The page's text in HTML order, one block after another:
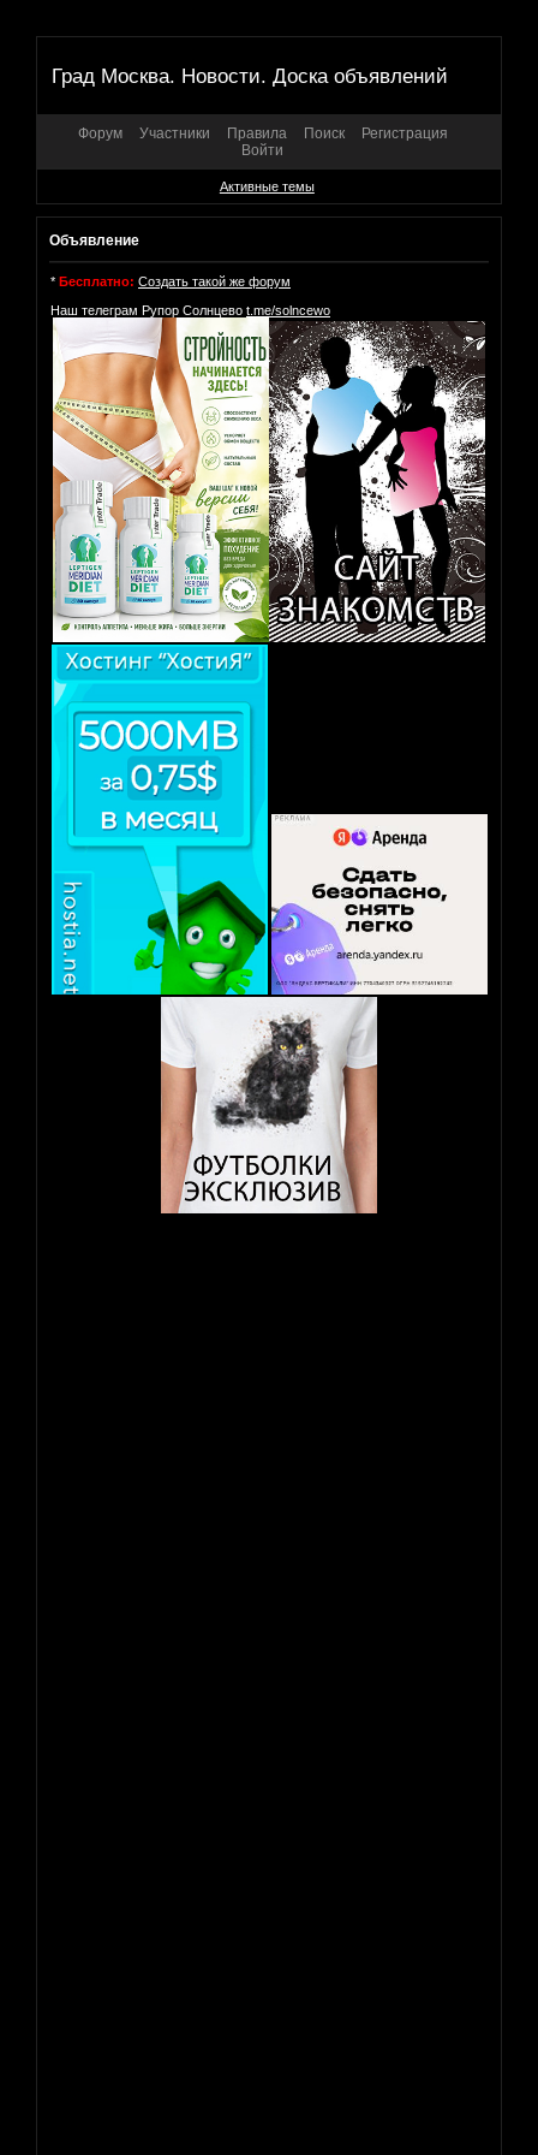
Град Москва. Новости. Доска объявлений
Форум Участники Правила Поиск
Регистрация
Войти
Активные темы
Объявление
* Бесплатно: Создать такой же форум
Наш телеграм Рупор Солнцево t.me/solncewo